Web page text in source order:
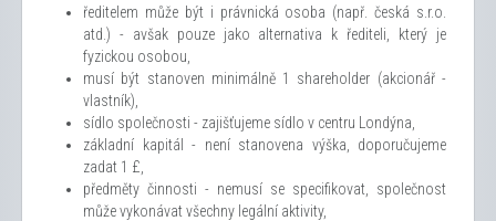
ředitelem může být i právnická osoba (např. česká s.r.o.
atd.) - avšak pouze jako alternativa k řediteli, který je
fyzickou osobou,
musí být stanoven minimálně 1 shareholder (akcionář -
vlastník),
sídlo společnosti - zajišťujeme sídlo v centru Londýna,
základní kapitál - není stanovena výška, doporučujeme
zadat 1 £,
předměty činnosti - nemusí se specifikovat, společnost
může vykonávat všechny legální aktivity,